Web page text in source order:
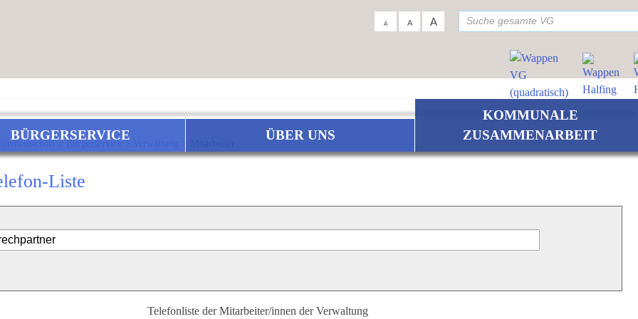
A A A
BÜRGERSERVICE ÜBER UNS
KOMMUNALE
ZUSAMMENARBEIT
>Bürgerservice>
Liste
Telefonliste der Mitarbeiter/innen der Verwaltung